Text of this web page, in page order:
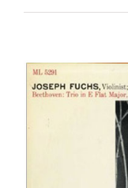
View
Larger